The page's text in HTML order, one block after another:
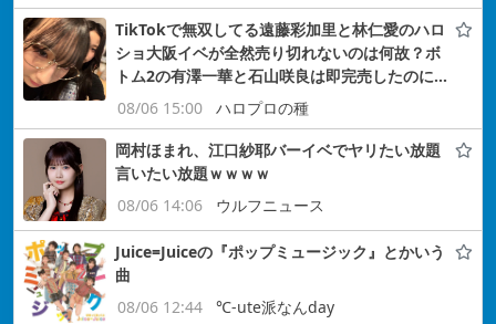
TikTokで無双してる遠藤彩加里と林仁愛のハロ
ショ大阪イベが全然売り切れないのは何故？ボ
トム2の有澤一華と石山咲良は即完売したのに…
08/06 15:00
ハロプロの種
岡村ほまれ、江口紗耶バーイベでヤリたい放題
言いたい放題ｗｗｗｗ
08/06 14:06
ウルフニュース
Juice=Juiceの『ポップミュージック』とかいう
曲
08/06 12:44
℃-ute派なんday